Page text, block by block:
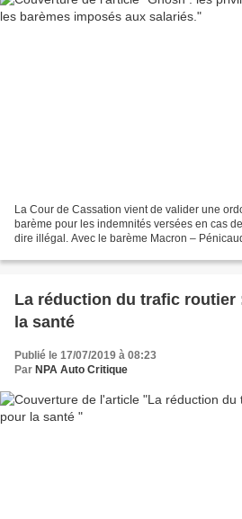
La Cour de Cassation vient de valider une
barème pour les indemnités versées en cas
dire illégal. Avec le barème Macron –
La réduction du trafic
la santé
Publié le 17/07/2019 à 08:23
Par NPA Auto Critique